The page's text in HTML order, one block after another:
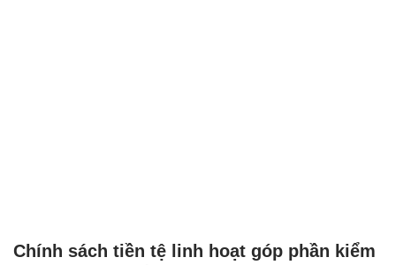
Chính sách tiền tệ linh hoạt góp phần kiểm